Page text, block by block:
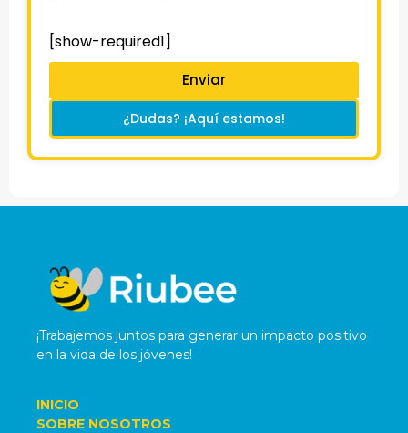
[show-required1]
Enviar
¿Dudas? ¡Aquí estamos!
INICIO
SOBRE NOSOTROS
¡Trabajemos juntos para generar un impacto positivo
en la vida de los jóvenes!